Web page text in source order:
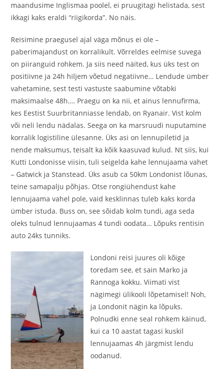
maandusime Inglismaa poolel, ei pruugitagi helistada, sest
ikkagi kaks eraldi “riigikorda”. No näis.
Reisimine praegusel ajal väga mõnus ei ole –
paberimajandust on korralikult. Võrreldes eelmise suvega
on piiranguid rohkem. Ja siis need näited, kus üks test on
positiivne ja 24h hiljem võetud negatiivne… Lendude ümber
vahetamine, sest testi vastuste saabumine võtabki
maksimaalse 48h…. Praegu on ka nii, et ainus lennufirma,
kes Eestist Suurbritanniasse lendab, on Ryanair. Vist kolm
või neli lendu nädalas. Seega on ka marsruudi nuputamine
korralik logistiline ülesanne. Üks asi on lennupiletid ja
nende maksumus, teisalt ka kõik kaasuvad kulud. Nt siis, kui
Kutti Londonisse viisin, tuli seigelda kahe lennujaama vahet
– Gatwick ja Stanstead. Üks asub ca 50km Londonist lõunas,
teine samapalju põhjas. Otse rongiühendust kahe
lennujaama vahel pole, vaid kesklinnas tuleb kaks korda
ümber istuda. Buss on, see sõidab kolm tundi, aga seda
oleks tulnud lennujaamas 4 tundi oodata… Lõpuks rentisin
auto 24ks tunniks.
Londoni reisi juures oli kõige
toredam see, et sain Marko ja
Rannoga kokku. Viimati vist
nägimegi ülikooli lõpetamisel! Noh,
ja Londonit nägin ka lõpuks.
Polnudki enne seal rohkem käinud,
kui ca 10 aastat tagasi kuskil
lennujaamas 4h järgmist lendu
oodanud.